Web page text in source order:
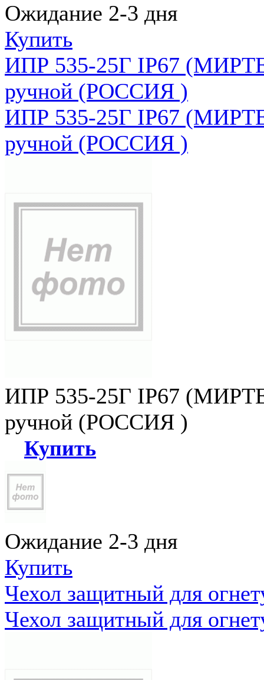
Ожидание 2-3 дня
Купить
ИПР 535-25Г IP67
ручной (РОССИЯ )
ИПР 535-25Г IP67
ручной (РОССИЯ )
ИПР 535-25Г IP67
ручной (РОССИЯ )
Купить
Ожидание 2-3 дня
Купить
Чехол защитный для
Чехол защитный для